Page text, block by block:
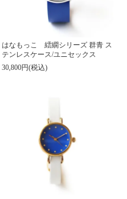
はなもっこ 繧繝シリーズ 群青 ス
テンレスケース/ユニセックス
30,800円(税込)